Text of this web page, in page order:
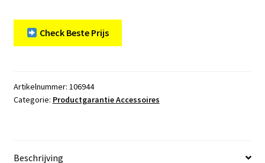
Check Beste Prijs
Artikelnummer: 106944
Categorie: Productgarantie Accessoires
Beschrijving